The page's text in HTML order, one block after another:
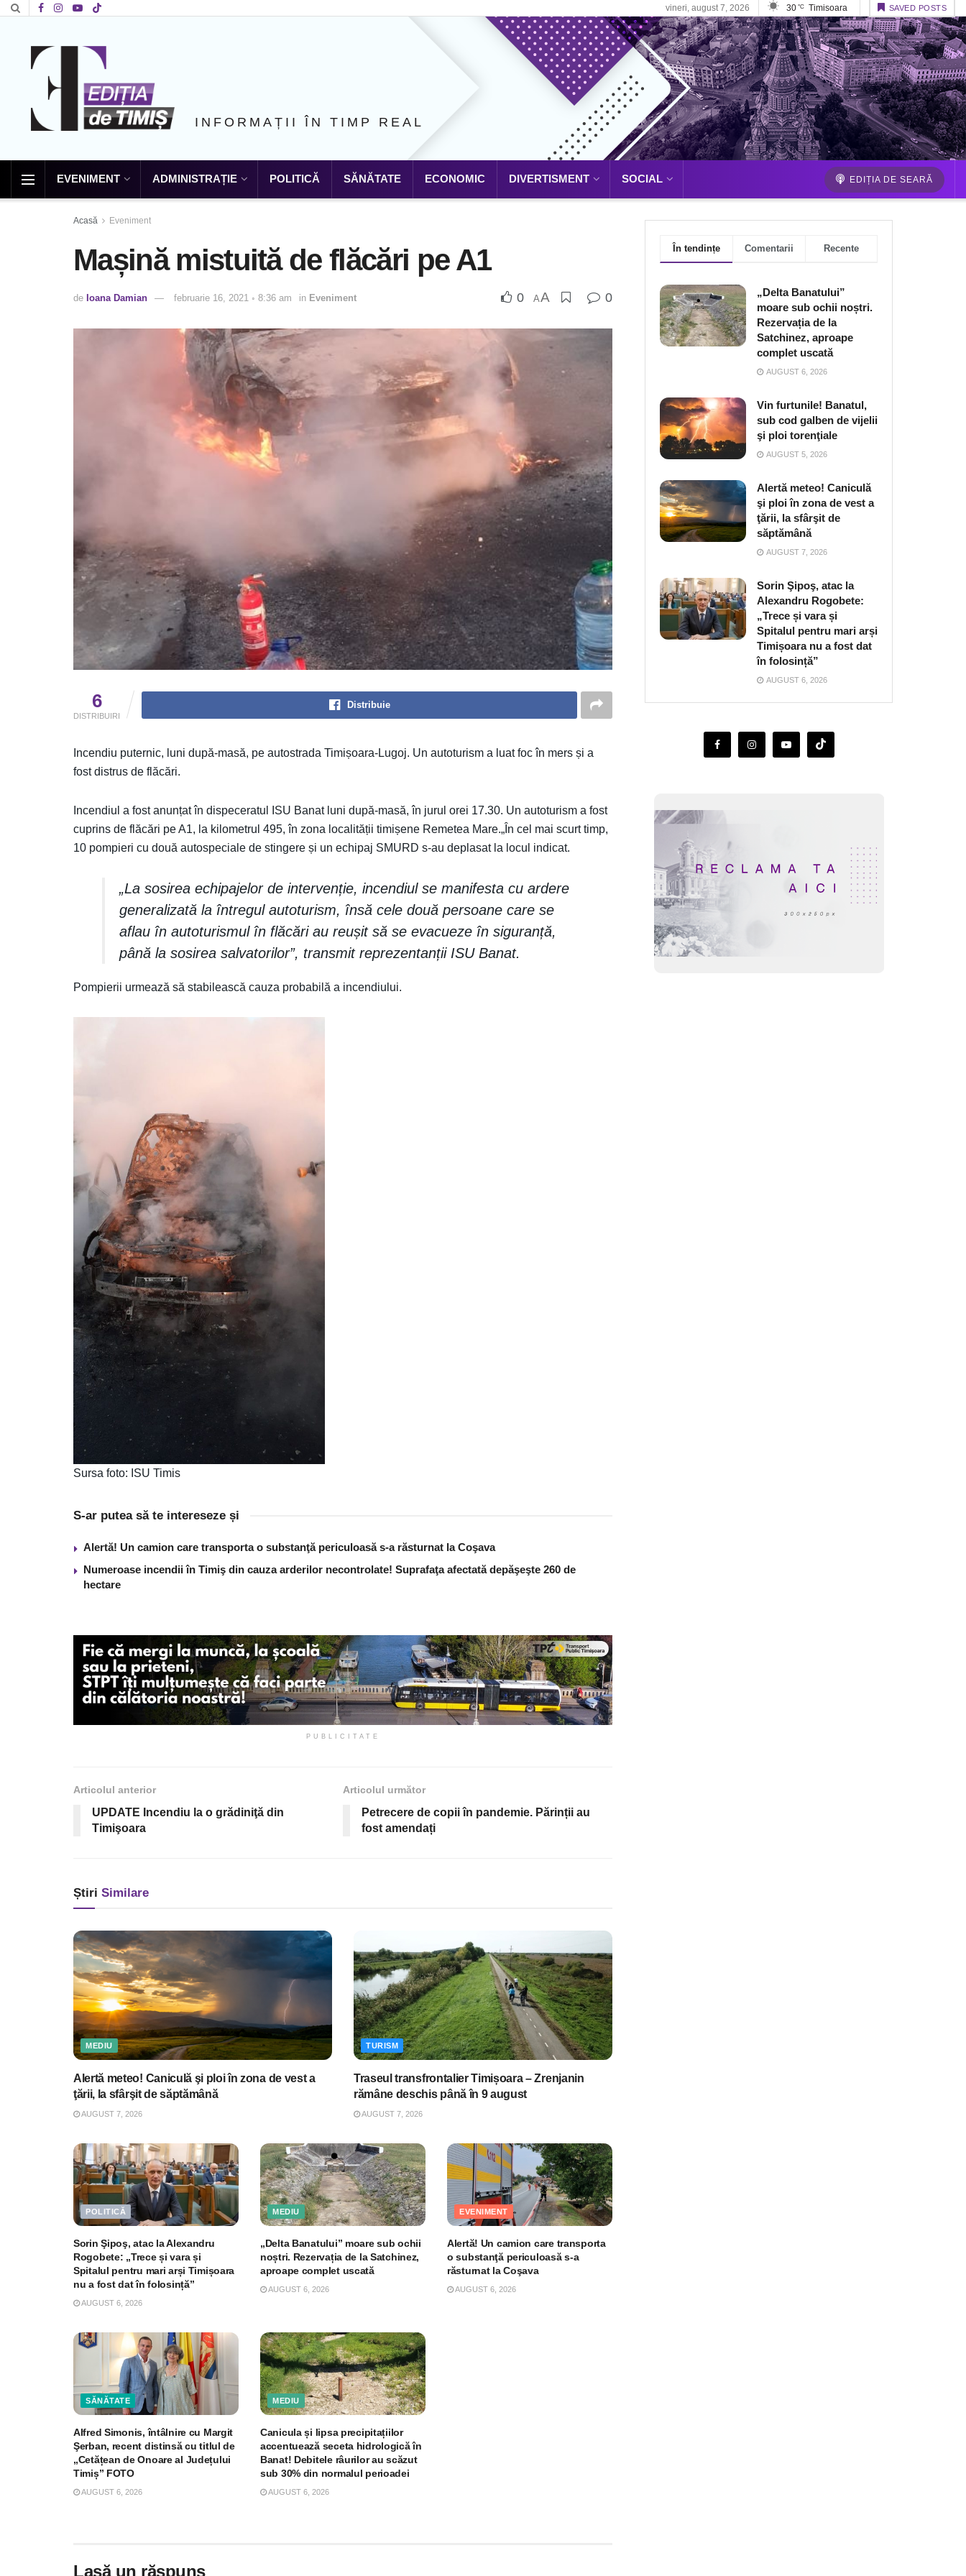
vineri, august 7, 2026 30 °C Timisoara SAVED POSTS
INFORMAȚII ÎN TIMP REAL
EVENIMENT ADMINISTRAȚIE POLITICĂ SĂNĂTATE ECONOMIC DIVERTISMENT SOCIAL EDIȚIA DE SEARĂ
Acasă Eveniment
Mașină mistuită de flăcări pe A1
de Ioana Damian februarie 16, 2021 ◦ 8:36 am in Eveniment 0 AA 0
6
DISTRIBUIRI
Distribuie
Incendiu puternic, luni după-masă, pe autostrada Timișoara-Lugoj. Un autoturism a luat foc în mers și a
fost distrus de flăcări.
Incendiul a fost anunțat în dispeceratul ISU Banat luni după-masă, în jurul orei 17.30. Un autoturism a fost
cuprins de flăcări pe A1, la kilometrul 495, în zona localității timișene Remetea Mare.„În cel mai scurt timp,
10 pompieri cu două autospeciale de stingere și un echipaj SMURD s-au deplasat la locul indicat.
„La sosirea echipajelor de intervenție, incendiul se manifesta cu ardere
generalizată la întregul autoturism, însă cele două persoane care se
aflau în autoturismul în flăcări au reușit să se evacueze în siguranță,
până la sosirea salvatorilor”, transmit reprezentanții ISU Banat.
Pompierii urmează să stabilească cauza probabilă a incendiului.
Sursa foto: ISU Timis
S-ar putea să te intereseze și
Alertă! Un camion care transporta o substanţă periculoasă s-a răsturnat la Coşava
Numeroase incendii în Timiş din cauza arderilor necontrolate! Suprafaţa afectată depăşeşte 260 de
hectare
PUBLICITATE
Articolul anterior
UPDATE Incendiu la o grădiniţă din
Timişoara
Articolul următor
Petrecere de copii în pandemie. Părinții au
fost amendați
Știri Similare
MEDIU
Alertă meteo! Caniculă şi ploi în zona de vest a
ţării, la sfârşit de săptămână
AUGUST 7, 2026
TURISM
Traseul transfrontalier Timișoara – Zrenjanin
rămâne deschis până în 9 august
AUGUST 7, 2026
POLITICĂ
Sorin Şipoş, atac la Alexandru
Rogobete: „Trece și vara și
Spitalul pentru mari arși Timișoara
nu a fost dat în folosință”
AUGUST 6, 2026
MEDIU
„Delta Banatului” moare sub ochii
noștri. Rezervația de la Satchinez,
aproape complet uscată
AUGUST 6, 2026
EVENIMENT
Alertă! Un camion care transporta
o substanţă periculoasă s-a
răsturnat la Coşava
AUGUST 6, 2026
SĂNĂTATE
Alfred Simonis, întâlnire cu Margit
Şerban, recent distinsă cu titlul de
„Cetățean de Onoare al Județului
Timiș” FOTO
AUGUST 6, 2026
MEDIU
Canicula și lipsa precipitațiilor
accentuează seceta hidrologică în
Banat! Debitele râurilor au scăzut
sub 30% din normalul perioadei
AUGUST 6, 2026
Lasă un răspuns
În tendințe Comentarii Recente
„Delta Banatului”
moare sub ochii noștri.
Rezervația de la
Satchinez, aproape
complet uscată
AUGUST 6, 2026
Vin furtunile! Banatul,
sub cod galben de vijelii
şi ploi torenţiale
AUGUST 5, 2026
Alertă meteo! Caniculă
şi ploi în zona de vest a
ţării, la sfârşit de
săptămână
AUGUST 7, 2026
Sorin Şipoş, atac la
Alexandru Rogobete:
„Trece și vara și
Spitalul pentru mari arși
Timișoara nu a fost dat
în folosință”
AUGUST 6, 2026